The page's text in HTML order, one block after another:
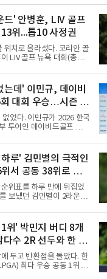
드' 안병훈, LIV 골프
위...톱10 사정권
위치로 올라섰다. 코리안 골
LIV 골프 뉴욕 대회(총상
시간) 미국 뉴저지주 베드
널 골프 클럽 베드민스터
운드에서 버디 4개와 보기 1
타를 쳤다. 중간 합계 2언
라인(미국), 마크 리슈먼
자리했다. 공동 10위 그룹
라운드에서 시즌 두 번째
공동 9위로 한국 국적 선수
했고,
데' 이민규, 데이비
대회 우승…시즌 2
없었다. 이민규가 2026 한국
투어인 데이비드골프 투어
일 충남 태안 솔라고 CC(파
에서 버디만 8개를 잡아 8
. 전날 보기 없이 9언더파로
웠던 그는 최종 합계 17언
2위 박태완과 안해천(이상
타 차로 따돌렸다. 우승 상
정에는 성장이 담겼다.
승을 거뒀다.
루' 김민별의 극적인
서 공동 38위로 도
위표를 하루 만에 뒤집었
보냈던 김민별이 2라운드
앤리조트(파72)에서 열린
로골프(KLPGA) 투어 제주
상금 10억 원) 2라운드에서
를 잡아 7언더파 65타를 쳤
143타를 기록한 그는 전날
77계단 뛰어오른 공동 38
이번 대회 컷 기준은 1오버
위' 박민지 버디 8개
다수 2R 선두와 한 타
두고 반환점을 돌았다. 한
최다 우승 공동 1위 박